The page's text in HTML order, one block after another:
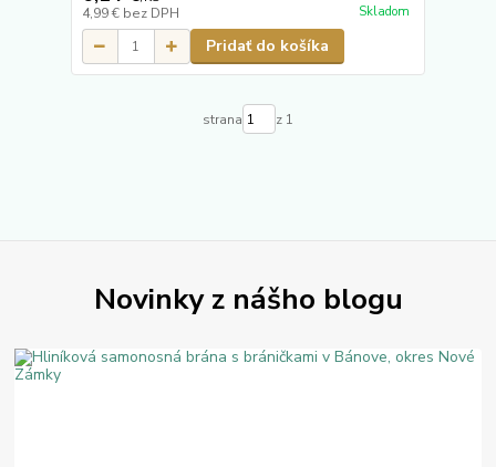
4,99 € bez DPH Skladom
Pridať do košíka
strana z 1
Novinky z nášho blogu